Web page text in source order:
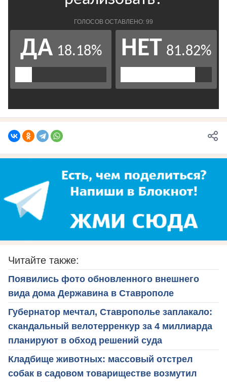
Читайте также:
Появились фото обновленного внешнего
вида дома Державина в Ставрополе
Губернатор мечтал, Ставрополье заплакало:
скандальный велотерренкур за 4 миллиарда
планируют в обход решений суда
Кладбище животных: массовый отстрел
собак в садовом товариществе возмутил